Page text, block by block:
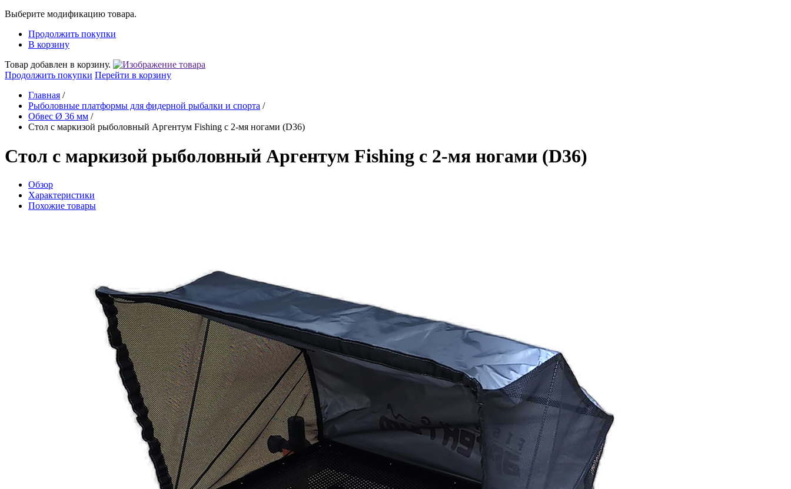
Выберите модификацию товара.
Продолжить покупки
В корзину
Товар добавлен в корзину.
Продолжить покупки Перейти в корзину
Главная /
Рыболовные платформы для фидерной рыбалки и спорта /
Обвес Ø 36 мм /
Стол с маркизой рыболовный Аргентум Fishing с 2-мя ногами (D36)
Стол с маркизой рыболовный Аргентум Fishing с 2-мя ногами (D36)
Обзор
Характеристики
Похожие товары